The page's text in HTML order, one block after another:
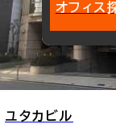
渕上ビル
オフィス